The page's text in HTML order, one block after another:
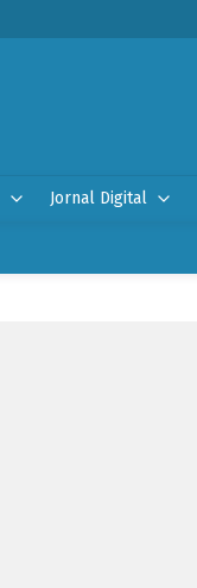
Jornal Digital